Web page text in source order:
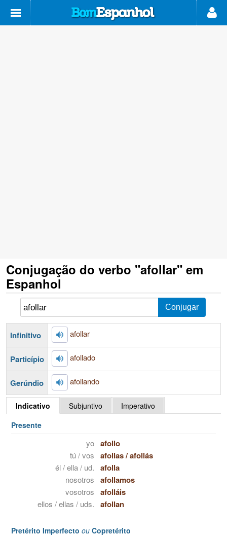
Conjugação do verbo "afollar" em
Espanhol
Infinitivo afollar
Particípio afollado
Gerúndio afollando
Indicativo Subjuntivo
Imperativo
Presente
yo afollo
tú / vos afollas/afollás
él / ella / ud. afolla
nosotros afollamos
vosotros afolláis
ellos / ellas / uds. afollan
Pretérito Imperfecto ou Copretérito